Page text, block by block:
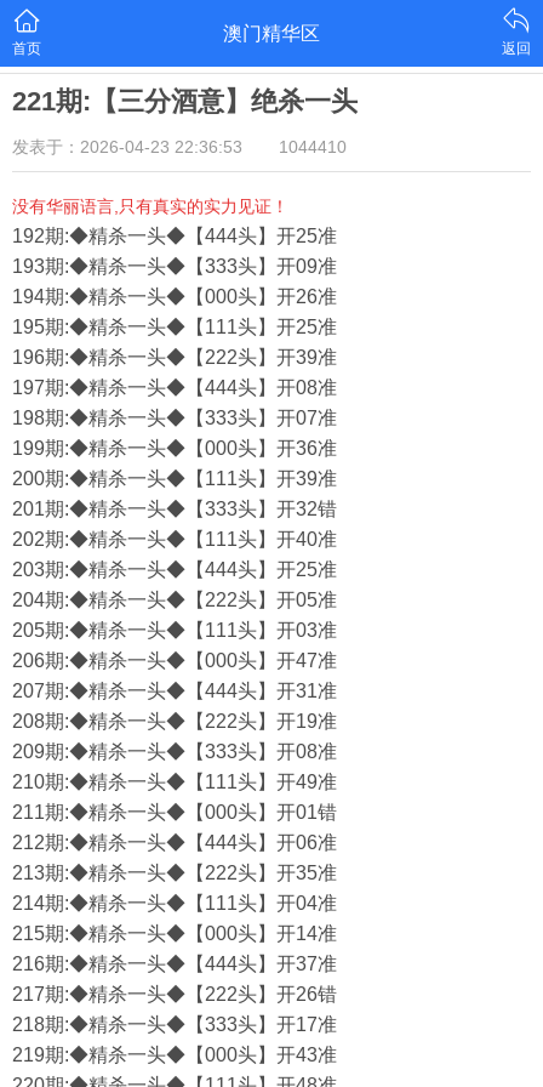
首页
澳门精华区
返回
221期:【三分酒意】绝杀一头
发表于：2026-04-23 22:36:53 1044410
没有华丽语言,只有真实的实力见证！
192期:◆精杀一头◆【444头】开25准
193期:◆精杀一头◆【333头】开09准
194期:◆精杀一头◆【000头】开26准
195期:◆精杀一头◆【111头】开25准
196期:◆精杀一头◆【222头】开39准
197期:◆精杀一头◆【444头】开08准
198期:◆精杀一头◆【333头】开07准
199期:◆精杀一头◆【000头】开36准
200期:◆精杀一头◆【111头】开39准
201期:◆精杀一头◆【333头】开32错
202期:◆精杀一头◆【111头】开40准
203期:◆精杀一头◆【444头】开25准
204期:◆精杀一头◆【222头】开05准
205期:◆精杀一头◆【111头】开03准
206期:◆精杀一头◆【000头】开47准
207期:◆精杀一头◆【444头】开31准
208期:◆精杀一头◆【222头】开19准
209期:◆精杀一头◆【333头】开08准
210期:◆精杀一头◆【111头】开49准
211期:◆精杀一头◆【000头】开01错
212期:◆精杀一头◆【444头】开06准
213期:◆精杀一头◆【222头】开35准
214期:◆精杀一头◆【111头】开04准
215期:◆精杀一头◆【000头】开14准
216期:◆精杀一头◆【444头】开37准
217期:◆精杀一头◆【222头】开26错
218期:◆精杀一头◆【333头】开17准
219期:◆精杀一头◆【000头】开43准